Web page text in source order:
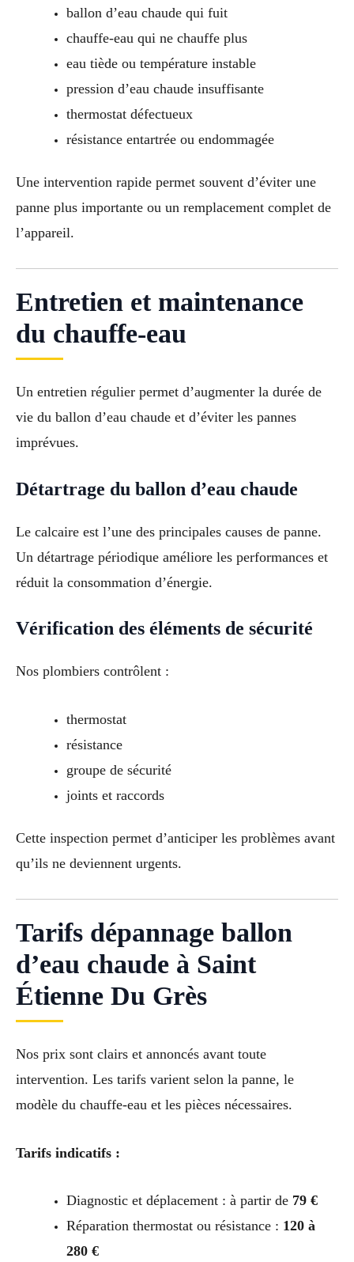
ballon d’eau chaude qui fuit
chauffe-eau qui ne chauffe plus
eau tiède ou température instable
pression d’eau chaude insuffisante
thermostat défectueux
résistance entartrée ou endommagée
Une intervention rapide permet souvent d’éviter une
panne plus importante ou un remplacement complet de
l’appareil.
Entretien et maintenance
du chauffe-eau
Un entretien régulier permet d’augmenter la durée de
vie du ballon d’eau chaude et d’éviter les pannes
imprévues.
Détartrage du ballon d’eau chaude
Le calcaire est l’une des principales causes de panne.
Un détartrage périodique améliore les performances et
réduit la consommation d’énergie.
Vérification des éléments de sécurité
Nos plombiers contrôlent :
thermostat
résistance
groupe de sécurité
joints et raccords
Cette inspection permet d’anticiper les problèmes avant
qu’ils ne deviennent urgents.
Tarifs dépannage ballon
d’eau chaude à Saint
Étienne Du Grès
Nos prix sont clairs et annoncés avant toute
intervention. Les tarifs varient selon la panne, le
modèle du chauffe-eau et les pièces nécessaires.
Tarifs indicatifs :
Diagnostic et déplacement : à partir de 79 €
Réparation thermostat ou résistance : 120 à
280 €